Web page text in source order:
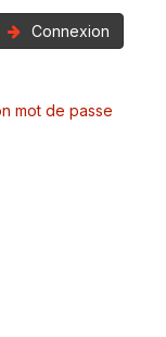
Connexion
mot de passe